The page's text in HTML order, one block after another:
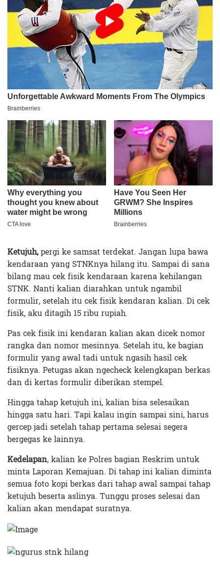
Ketujuh,pergi ke samsat terdekat. Jangan lupa bawa
kendaraan yang STNKnya hilang itu. Sampai di sana
bilang mau cek fisik kendaraan karena kehilangan
STNK. Nanti kalian diarahkan untuk ngambil
formulir, setelah itu cek fisik kendaran kalian. Di cek
fisik, aku ditagih 15 ribu rupiah.
Pas cek fisik ini kendaran kalian akan dicek nomor
rangka dan nomor mesinnya. Setelah itu, ke bagian
formulir yang awal tadi untuk ngasih hasil cek
fisiknya. Petugas akan ngecheck kelengkapan berkas
dan di kertas formulir diberikan stempel.
Hingga tahap ketujuh ini, kalian bisa selesaikan
hingga satu hari. Tapi kalau ingin sampai sini, harus
gercep jadi setelah tahap pertama selesai segera
bergegas ke lainnya.
Kedelapan, kalian ke Polres bagian Reskrim untuk
minta Laporan Kemajuan. Di tahap ini kalian diminta
semua foto kopi berkas dari tahap awal sampai tahap
ketujuh beserta aslinya. Tunggu proses selesai dan
kalian akan mendapat suratnya.